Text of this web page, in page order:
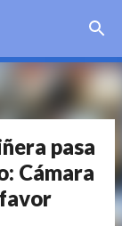
pasa
Cámara